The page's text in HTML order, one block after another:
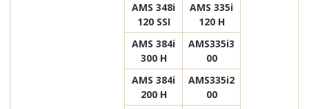
AMS 348i
120 SSI
AMS 335i
120 H
AMS 384i
300 H
AMS335i3
00
AMS 384i
200 H
AMS335i2
00